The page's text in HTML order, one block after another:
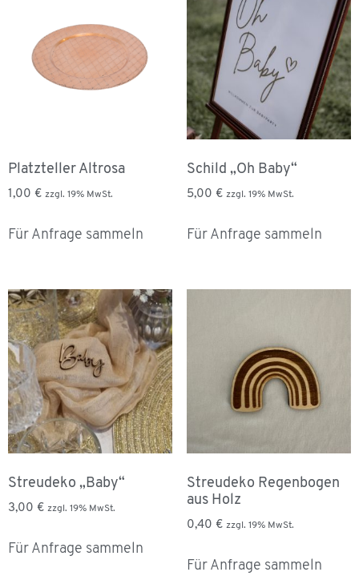
Platzteller Altrosa
1,00 € zzgl. 19% MwSt.
Für Anfrage sammeln
Schild „Oh Baby“
5,00 € zzgl. 19% MwSt.
Für Anfrage sammeln
Streudeko „Baby“
3,00 € zzgl. 19% MwSt.
Für Anfrage sammeln
Streudeko Regenbogen
aus Holz
0,40 € zzgl. 19% MwSt.
Für Anfrage sammeln